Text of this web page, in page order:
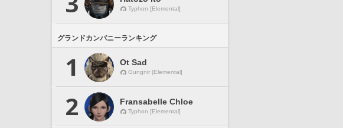
Typhon [Elemental]
グランドカンパニーランキング
1 Ot Sad
Gungnir [Elemental]
2 Fransabelle Chloe
Typhon [Elemental]